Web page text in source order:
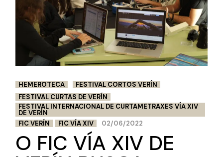
HEMEROTECA
FESTIVAL CORTOS VERÍN
FESTIVAL CURTAS DE VERÍN
FESTIVAL INTERNACIONAL DE CURTAMETRAXES VÍA XIV
DE VERÍN
FIC VERÍN
FIC VÍA XIV 02/06/2022
O FIC VÍA XIV DE